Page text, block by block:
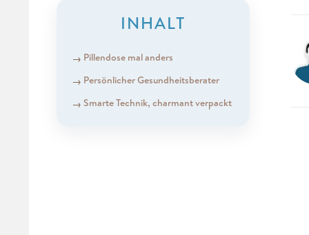
INHALT
Pillendose mal anders
Persönlicher Gesundheitsberater
Smarte Technik, charmant verpackt